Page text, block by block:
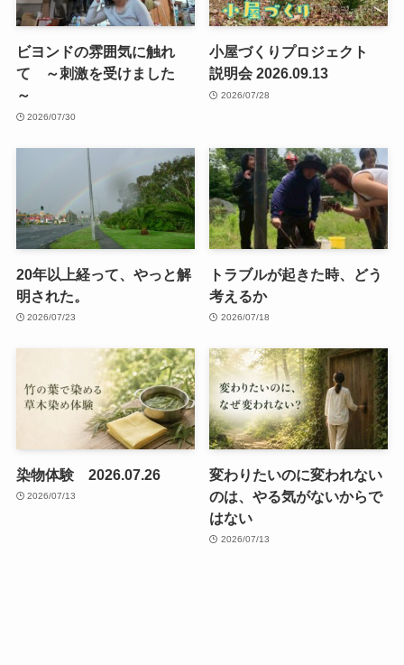
ビヨンドの雰囲気に触れ
て ～刺激を受けました
～
2026/07/30
小屋づくりプロジェクト
説明会 2026.09.13
2026/07/28
20年以上経って、やっと解
明された。
2026/07/23
トラブルが起きた時、どう
考えるか
2026/07/18
染物体験 2026.07.26
2026/07/13
変わりたいのに変われない
のは、やる気がないからで
はない
2026/07/13